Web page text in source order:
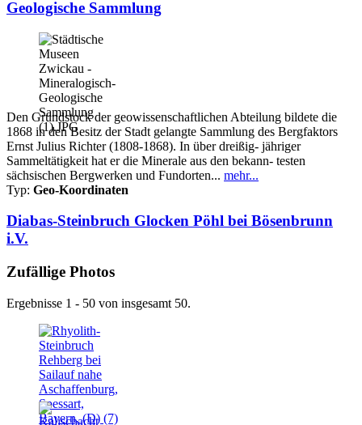
Geologische Sammlung
Den Grundstock der geowissenschaftlichen Abteilung bildete die
1868 in den Besitz der Stadt gelangte Sammlung des Bergfaktors
Ernst Julius Richter (1808-1868). In über dreißig- jähriger
Sammeltätigkeit hat er die Minerale aus den bekann- testen
sächsischen Bergwerken und Fundorten... mehr...
Typ: Geo-Koordinaten
Diabas-Steinbruch Glocken Pöhl bei Bösenbrunn
i.V.
Zufällige Photos
Ergebnisse 1 - 50 von insgesamt 50.